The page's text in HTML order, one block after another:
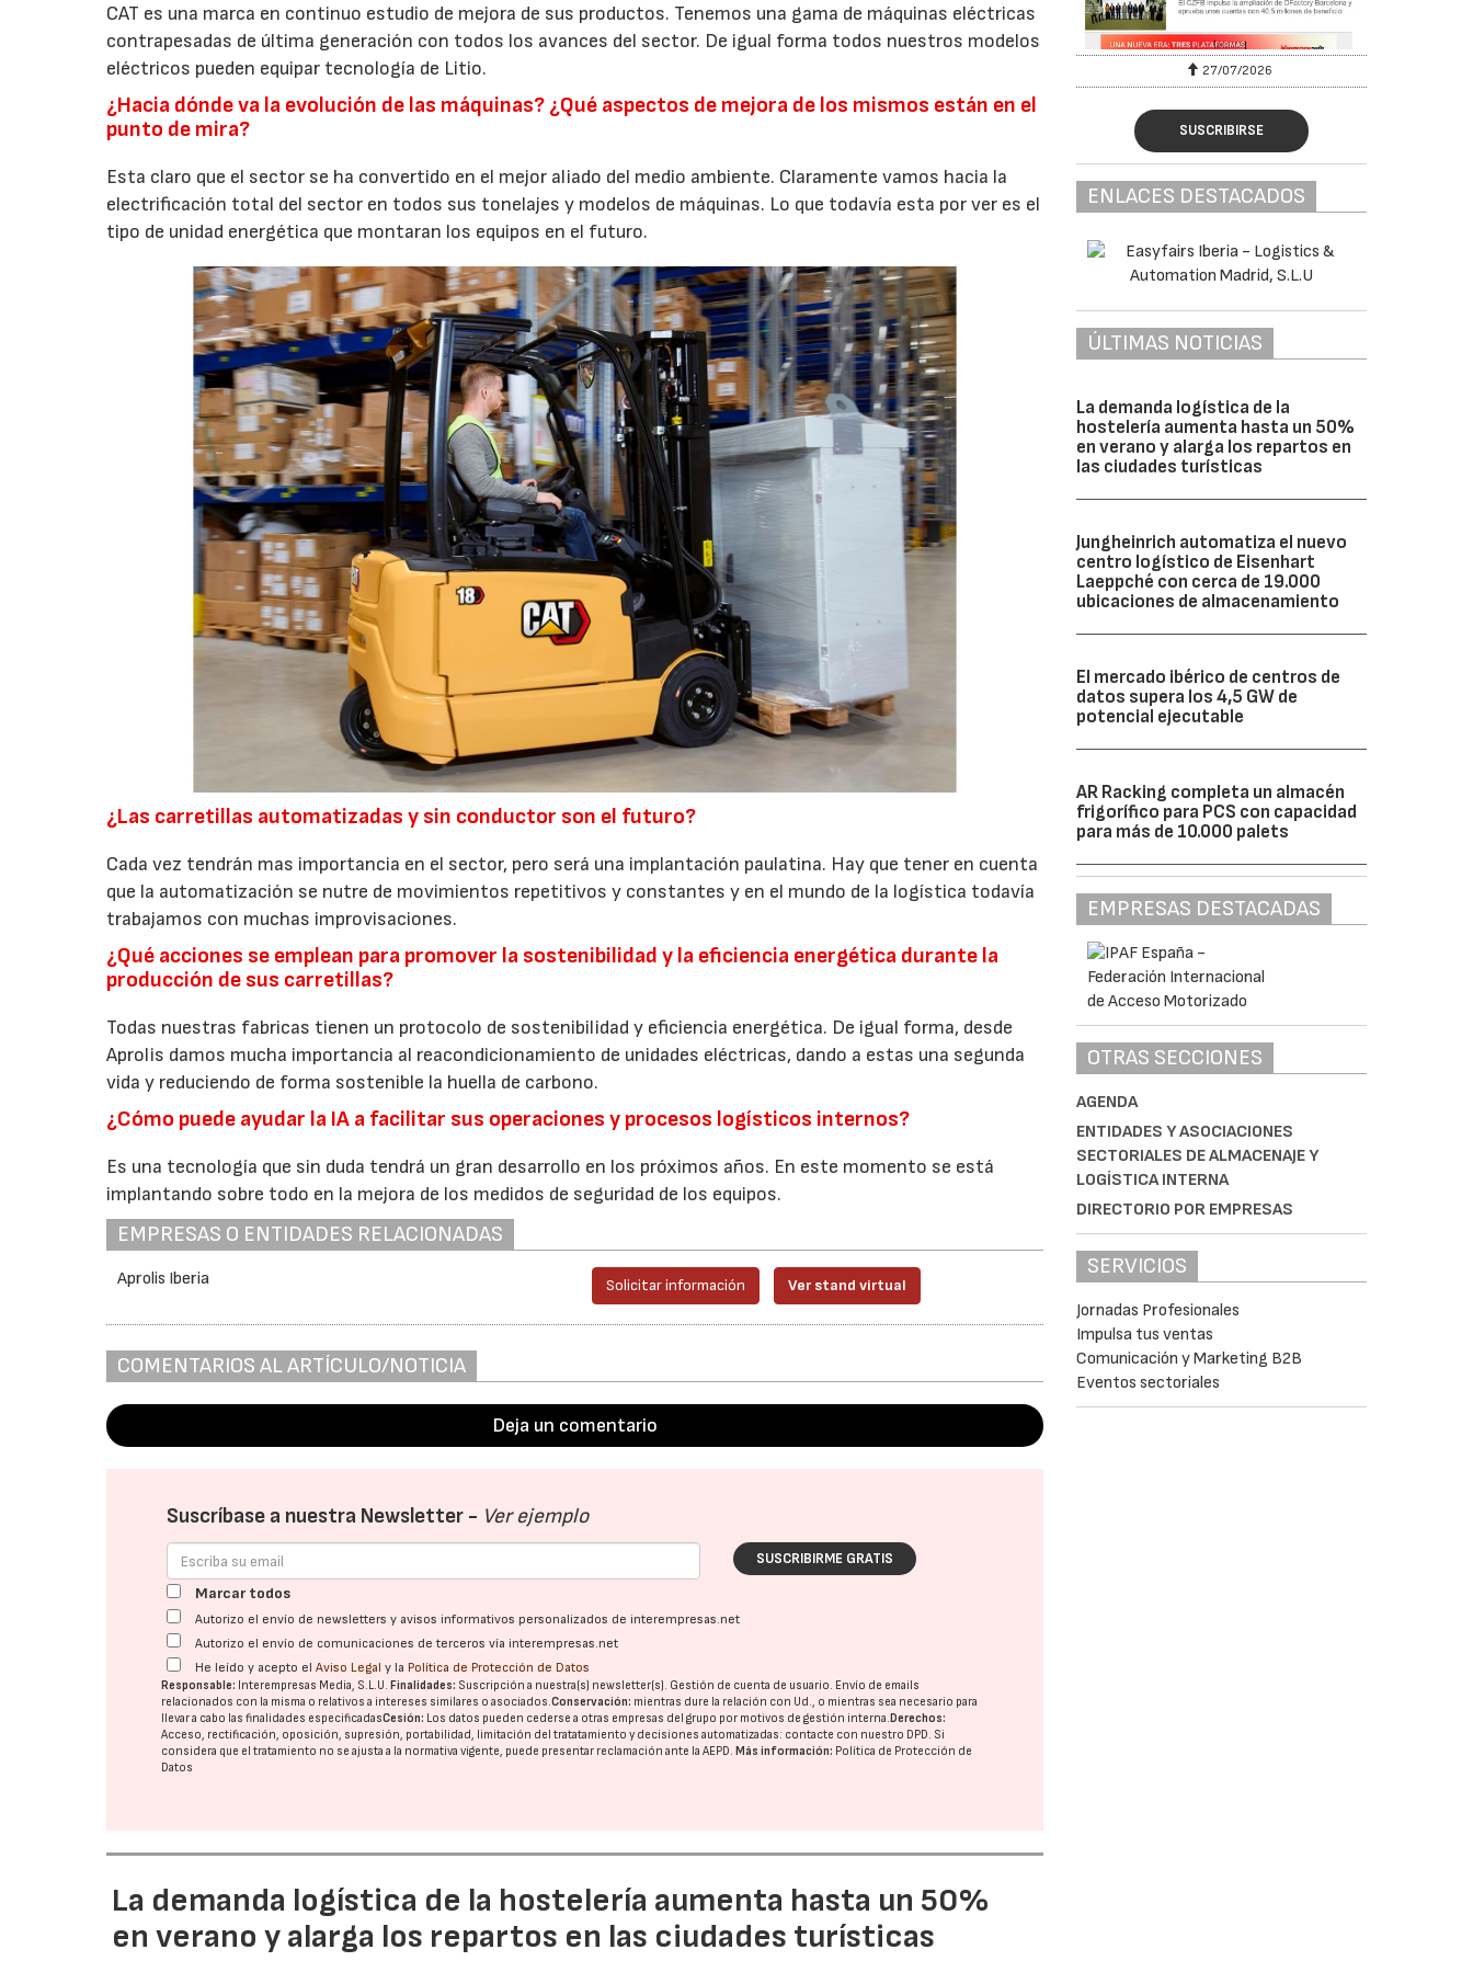
CAT es una marca en continuo estudio de mejora de sus productos. Tenemos una gama de máquinas eléctricas
contrapesadas de última generación con todos los avances del sector. De igual forma todos nuestros modelos
eléctricos pueden equipar tecnología de Litio.
¿Hacia dónde va la evolución de las máquinas? ¿Qué aspectos de mejora de los mismos están en el
punto de mira?
Esta claro que el sector se ha convertido en el mejor aliado del medio ambiente. Claramente vamos hacia la
electrificación total del sector en todos sus tonelajes y modelos de máquinas. Lo que todavía esta por ver es el
tipo de unidad energética que montaran los equipos en el futuro.
¿Las carretillas automatizadas y sin conductor son el futuro?
Cada vez tendrán mas importancia en el sector, pero será una implantación paulatina. Hay que tener en cuenta
que la automatización se nutre de movimientos repetitivos y constantes y en el mundo de la logística todavía
trabajamos con muchas improvisaciones.
¿Qué acciones se emplean para promover la sostenibilidad y la eficiencia energética durante la
producción de sus carretillas?
Todas nuestras fabricas tienen un protocolo de sostenibilidad y eficiencia energética. De igual forma, desde
Aprolis damos mucha importancia al reacondicionamiento de unidades eléctricas, dando a estas una segunda
vida y reduciendo de forma sostenible la huella de carbono.
¿Cómo puede ayudar la IA a facilitar sus operaciones y procesos logísticos internos?
Es una tecnología que sin duda tendrá un gran desarrollo en los próximos años. En este momento se está
implantando sobre todo en la mejora de los medidos de seguridad de los equipos.
EMPRESAS O ENTIDADES RELACIONADAS
Aprolis Iberia Solicitar información Ver stand virtual
COMENTARIOS AL ARTÍCULO/NOTICIA
Deja un comentario
Suscríbase a nuestra Newsletter - Ver ejemplo
SUSCRIBIRME GRATIS
Marcar todos
Autorizo el envío de newsletters y avisos informativos personalizados de interempresas.net
Autorizo el envío de comunicaciones de terceros vía interempresas.net
He leído y acepto elAviso Legal y la Política de Protección de Datos
Responsable: Interempresas Media, S.L.U. Finalidades: Suscripción a nuestra(s) newsletter(s). Gestión de cuenta de usuario. Envío de emails
relacionados con la misma o relativos a intereses similares o asociados.Conservación: mientras dure la relación con Ud., o mientras sea necesario para
llevar a cabo las finalidades especificadasCesión: Los datos pueden cederse a otras empresas del grupo por motivos de gestión interna. Derechos:
Acceso, rectificación, oposición, supresión, portabilidad, limitación del tratatamiento y decisiones automatizadas: contacte con nuestro DPD. Si
considera que el tratamiento no se ajusta a la normativa vigente, puede presentar reclamación ante laAEPD. Más información: Política de Protección de
Datos
La demanda logística de la hostelería aumenta hasta un 50%
en verano y alarga los repartos en las ciudades turísticas
27/07/2026
SUSCRIBIRSE
ENLACES DESTACADOS
ÚLTIMAS NOTICIAS
La demanda logística de la
hostelería aumenta hasta un 50%
en verano y alarga los repartos en
las ciudades turísticas
Jungheinrich automatiza el nuevo
centro logístico de Eisenhart
Laeppché con cerca de 19.000
ubicaciones de almacenamiento
El mercado ibérico de centros de
datos supera los 4,5 GW de
potencial ejecutable
AR Racking completa un almacén
frigorífico para PCS con capacidad
para más de 10.000 palets
EMPRESAS DESTACADAS
OTRAS SECCIONES
AGENDA
ENTIDADES Y ASOCIACIONES
SECTORIALES DE ALMACENAJE Y
LOGÍSTICA INTERNA
DIRECTORIO POR EMPRESAS
SERVICIOS
Jornadas Profesionales
Impulsa tus ventas
Comunicación y Marketing B2B
Eventos sectoriales